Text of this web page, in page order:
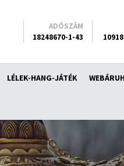
LÉLEK-HANG-JÁTÉK
ADÓSZÁM
18248670-1-43